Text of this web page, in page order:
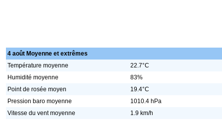
4 août Moyenne et extrêmes
Température moyenne
22.7°C
Humidité moyenne
83%
Point de rosée moyen
19.4°C
Pression baro moyenne
1010.4 hPa
Vitesse du vent moyenne
1.9 km/h